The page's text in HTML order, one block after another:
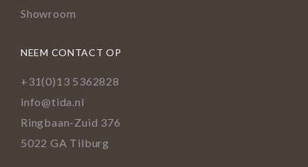
Showroom
NEEM CONTACT OP
+31(0)13 5362828
info@tida.nl
Ringbaan-Zuid 376
5022 GA Tilburg